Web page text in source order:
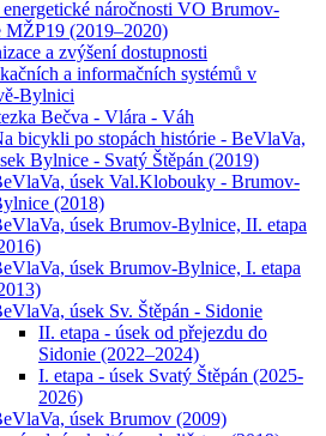
energetické náročnosti VO Brumov-
MŽP19 (2019–2020)
a zvýšení dostupnosti
a informačních systémů v
Bylnici
Bečva - Vlára - Váh
bicykli po stopách histórie - BeVlaVa,
Bylnice - Svatý Štěpán (2019)
úsek Val.Klobouky - Brumov-
(2018)
úsek Brumov-Bylnice, II. etapa
úsek Brumov-Bylnice, I. etapa
úsek Sv. Štěpán - Sidonie
II. etapa - úsek od přejezdu do
Sidonie (2022–2024)
I. etapa - úsek Svatý Štěpán (2025-
2026)
úsek Brumov (2009)